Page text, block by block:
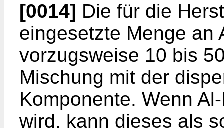
[0014] Die für die
eingesetzte Menge an
vorzugsweise 10 bis
Mischung mit der
Komponente. Wenn
wird, kann dieses als